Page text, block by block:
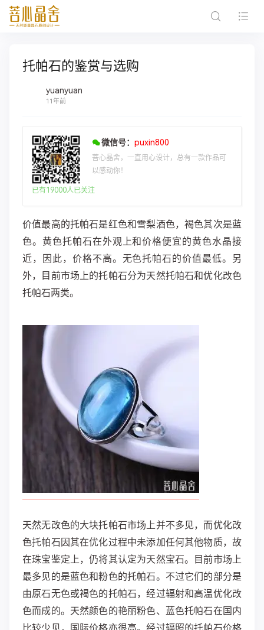
托帕石的鉴赏与选购
yuanyuan
11年前
微信号： puxin800
菩心晶舍，一直用心设计，总有一款作品可
以感动你！
已有19000人已关注
价值最高的托帕石是红色和雪梨酒色，褐色其次是蓝
色。黄色托帕石在外观上和价格便宜的黄色水晶接
近，因此，价格不高。无色托帕石的价值最低。另
外，目前市场上的托帕石分为天然托帕石和优化改色
托帕石两类。
天然无改色的大块托帕石市场上并不多见，而优化改
色托帕石因其在优化过程中未添加任何其他物质，故
在珠宝鉴定上，仍将其认定为天然宝石。目前市场上
最多见的是蓝色和粉色的托帕石。不过它们的部分是
由原石无色或褐色的托帕石，经过辐射和高温优化改
色而成的。天然颜色的艳丽粉色、蓝色托帕石在国内